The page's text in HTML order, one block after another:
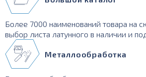
Более 7000 наименований товара на
выбор листа латунного в наличии и
Металлообработка